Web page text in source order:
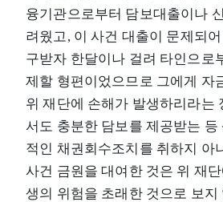
융기관으로부터 담보대출이나
려웠고, 이 사건 대출이 문제되
구받자 한달이나 걸려 타인으로
제할 형편이었으므로 그에게 자
위 재단에 손해가 발생하리라는
서도 충분한 담보를 제공받는 등
적인 채권회수조치를 취하지 아
사건 금원을 대여한 것은 위 재
생의 위험을 초래한 것으로 보지